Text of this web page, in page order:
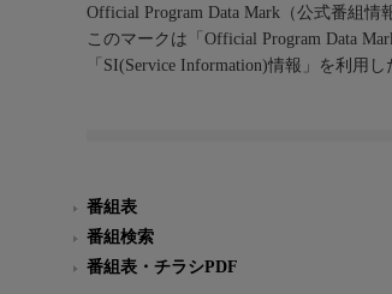
Official Program Data Mark（公式番組情
このマークは「Official Program Data
「SI(Service Information)情報」を利用
番組表
番組検索
番組表・チラシPDF